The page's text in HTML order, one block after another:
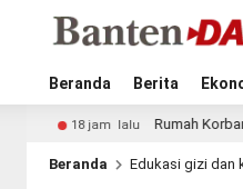
Beranda Berita
18 jam lalu Rumah Korban
Beranda Edukasi gizi dan